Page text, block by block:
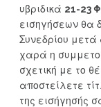
υβριδικά 21-23
εισηγήσεων θα
Συνεδρίου μετά
χαρά η
σχετική με το
αποστείλετε
της εισήγησής